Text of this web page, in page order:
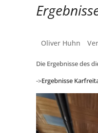
Oliver Huhn
Die Ergebnisse des
->Ergebnisse